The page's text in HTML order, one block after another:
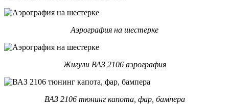
Аэрография на шестерке
Жигули ВАЗ 2106 аэрография
ВАЗ 2106 тюнинг капота, фар, бампера